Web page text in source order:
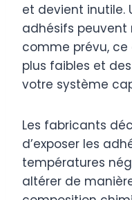
et devient inutile.
adhésifs
comme prévu,
plus faibles et
votre système
Les fabricants
d’exposer les
températures
altérer de